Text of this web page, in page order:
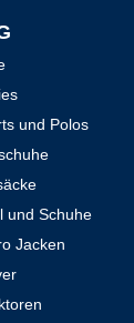
und Polos
und Schuhe
Jacken